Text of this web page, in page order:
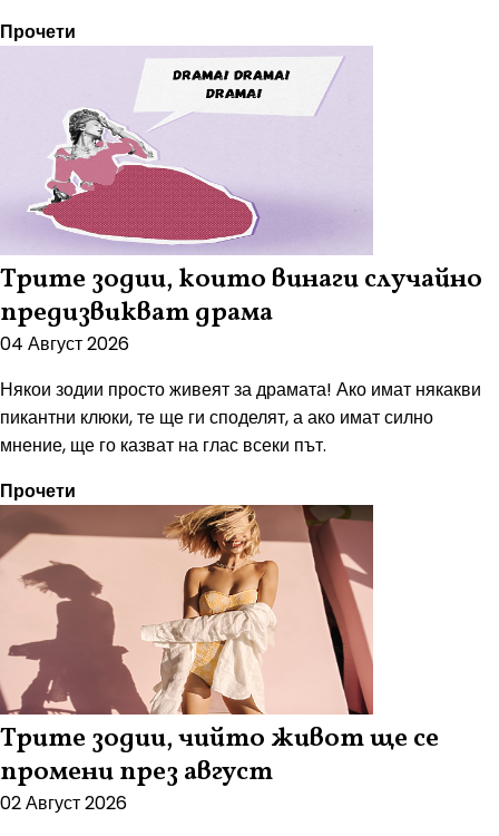
Прочети
Трите зодии, които винаги случайно
предизвикват драма
04 Август 2026
Някои зодии просто живеят за драмата! Ако имат някакви
пикантни клюки, те ще ги споделят, а ако имат силно
мнение, ще го казват на глас всеки път.
Прочети
Трите зодии, чийто живот ще се
промени през август
02 Август 2026